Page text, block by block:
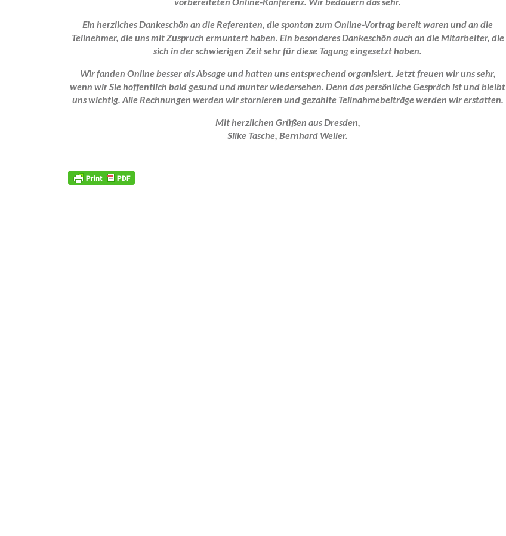
Ein herzliches Dankeschön an die Referenten, die spontan zum Online-Vortrag bereit waren und an die
Teilnehmer, die uns mit Zuspruch ermuntert haben. Ein besonderes Dankeschön auch an die Mitarbeiter, die
sich in der schwierigen Zeit sehr für diese Tagung eingesetzt haben.
Wir fanden Online besser als Absage und hatten uns entsprechend organisiert. Jetzt freuen wir uns sehr,
wenn wir Sie hoffentlich bald gesund und munter wiedersehen. Denn das persönliche Gespräch ist und bleibt
uns wichtig. Alle Rechnungen werden wir stornieren und gezahlte Teilnahmebeiträge werden wir erstatten.
Mit herzlichen Grüßen aus Dresden,
Silke Tasche, Bernhard Weller.